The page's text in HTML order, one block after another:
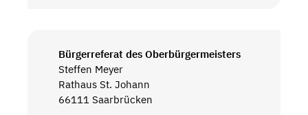
Bürgerreferat des Oberbürgermeisters
Steffen Meyer
Rathaus St. Johann
66111 Saarbrücken